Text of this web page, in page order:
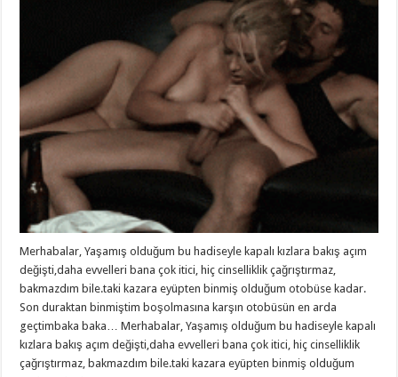
Merhabalar, Yaşamış olduğum bu hadiseyle kapalı kızlara bakış açım
değişti,daha evvelleri bana çok itici, hiç cinselliklik çağrıştırmaz,
bakmazdım bile.taki kazara eyüpten binmiş olduğum otobüse kadar.
Son duraktan binmiştim boşolmasına karşın otobüsün en arda
geçtimbaka baka… Merhabalar, Yaşamış olduğum bu hadiseyle kapalı
kızlara bakış açım değişti,daha evvelleri bana çok itici, hiç cinselliklik
çağrıştırmaz, bakmazdım bile.taki kazara eyüpten binmiş olduğum